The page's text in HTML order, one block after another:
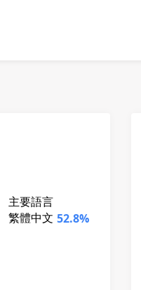
主要語言
繁體中文 52.8%